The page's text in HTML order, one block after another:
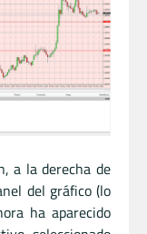
a la derecha de
del gráfico (lo
ha aparecido